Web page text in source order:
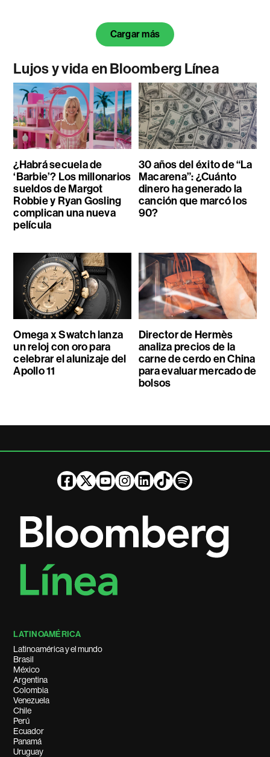
Cargar más
Lujos y vida en Bloomberg Línea
¿Habrá secuela de
‘Barbie’? Los millonarios
sueldos de Margot
Robbie y Ryan Gosling
complican una nueva
película
30 años del éxito de “La
Macarena”: ¿Cuánto
dinero ha generado la
canción que marcó los
90?
Omega x Swatch lanza
un reloj con oro para
celebrar el alunizaje del
Apollo 11
Director de Hermès
analiza precios de la
carne de cerdo en China
para evaluar mercado de
bolsos
LATINOAMÉRICA
Latinoamérica y el mundo
Brasil
México
Argentina
Colombia
Venezuela
Chile
Perú
Ecuador
Panamá
Uruguay